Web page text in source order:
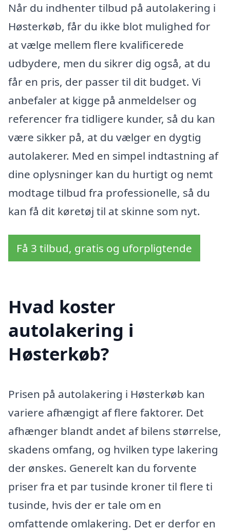
Når du indhenter tilbud på autolakering i
Høsterkøb, får du ikke blot mulighed for
at vælge mellem flere kvalificerede
udbydere, men du sikrer dig også, at du
får en pris, der passer til dit budget. Vi
anbefaler at kigge på anmeldelser og
referencer fra tidligere kunder, så du kan
være sikker på, at du vælger en dygtig
autolakerer. Med en simpel indtastning af
dine oplysninger kan du hurtigt og nemt
modtage tilbud fra professionelle, så du
kan få dit køretøj til at skinne som nyt.
Få 3 tilbud, gratis og uforpligtende
Hvad koster
autolakering i
Høsterkøb?
Prisen på autolakering i Høsterkøb kan
variere afhængigt af flere faktorer. Det
afhænger blandt andet af bilens størrelse,
skadens omfang, og hvilken type lakering
der ønskes. Generelt kan du forvente
priser fra et par tusinde kroner til flere ti
tusinde, hvis der er tale om en
omfattende omlakering. Det er derfor en